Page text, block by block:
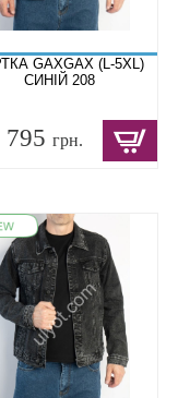
GAXGAX (L-5XL)
СИНІЙ 208
795грн.